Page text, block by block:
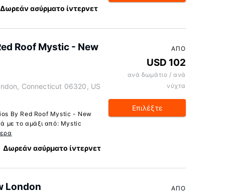
Δωρεάν ασύρματο ίντερνετ
Roof Mystic - New
Connecticut 06320, US
By Red Roof Mystic - New
με το αμάξι από: Mystic
Δωρεάν ασύρματο ίντερνετ
ΑΠΌ
USD 102
ανά δωμάτιο / ανά
νύχτα
Επιλέξτε
London ΑΠΌ